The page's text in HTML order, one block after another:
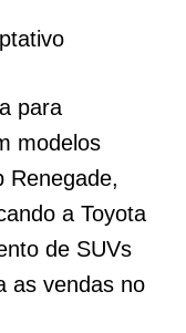
para
modelos
Renegade,
a Toyota
de SUVs
as vendas no